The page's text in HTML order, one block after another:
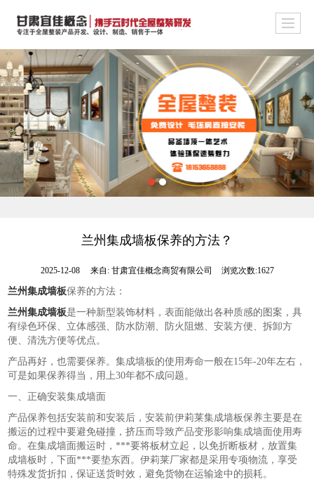
兰州集成墙板保养的方法？
2025-12-08 来自: 甘肃宜佳概念商贸有限公司 浏览次数:1627
兰州集成墙板保养的方法：
兰州集成墙板是一种新型装饰材料，表面能做出各种质感的图案，具
有绿色环保、立体感强、防水防潮、防火阻燃、安装方便、拆卸方
便、清洗方便等优点。
产品再好，也需要保养。集成墙板的使用寿命一般在15年-20年左右，
可是如果保养得当，用上30年都不成问题。
一、正确安装集成墙面
产品保养包括安装前和安装后，安装前伊莉莱集成墙板保养主要是在
搬运的过程中要避免碰撞，挤压而导致产品变形影响集成墙面使用寿
命。在集成墙面搬运时，***要将板材立起，以免折断板材，放置集
成墙板时，下面***要垫东西。伊莉莱厂家都是采用专项物流，享受
特殊发货折扣，保证送货时效，避免货物在运输途中的损耗。